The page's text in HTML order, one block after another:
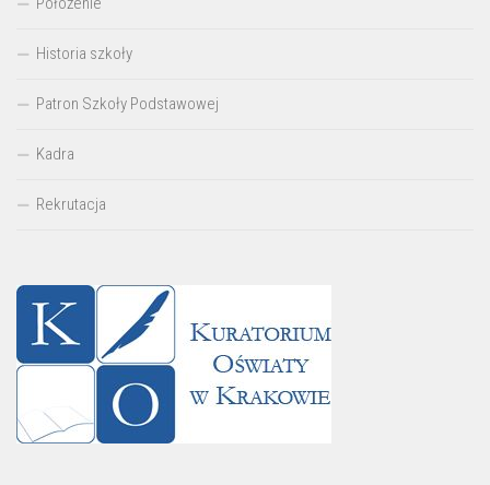
Historia szkoły
Patron Szkoły Podstawowej
Kadra
Rekrutacja